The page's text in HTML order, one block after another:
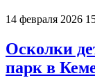
14 февраля 2026
Осколки
парк в